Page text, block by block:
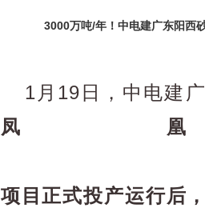
3000万吨/年！中电建广东阳西
1月19日，中电建
凤
项目正式投产运行后